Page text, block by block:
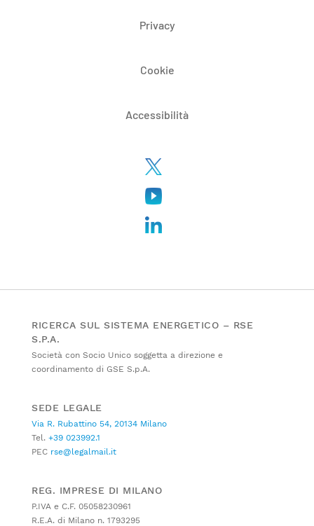
Privacy
Cookie
Accessibilità
RICERCA SUL SISTEMA ENERGETICO – RSE
S.P.A.
Società con Socio Unico soggetta a direzione e
coordinamento di GSE S.p.A.
SEDE LEGALE
Via R. Rubattino 54, 20134 Milano
Tel. +39 023992.1
PEC rse@legalmail.it
REG. IMPRESE DI MILANO
P.IVA e C.F. 05058230961
R.E.A. di Milano n. 1793295